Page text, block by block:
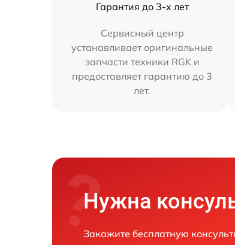
Гарантия до 3-х лет
Сервисный центр
устанавливает оригинальные
запчасти техники RGK и
предоставляет гарантию до 3
лет.
Нужна
Закажите бесплатную